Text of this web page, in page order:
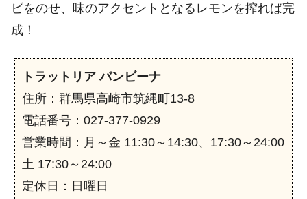
ビをのせ、味のアクセントとなるレモンを搾れば完
成！
トラットリア バンビーナ
住所：群馬県高崎市筑縄町13-8
電話番号：027-377-0929
営業時間：月～金 11:30～14:30、17:30～24:00
土 17:30～24:00
定休日：日曜日